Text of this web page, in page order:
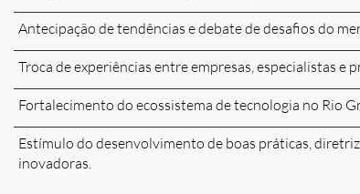
Antecipação de tendências e debate de desafios do
Troca de experiências entre empresas, especialistas e
Fortalecimento do ecossistema de tecnologia no Rio
Estímulo do desenvolvimento de boas práticas,
inovadoras.